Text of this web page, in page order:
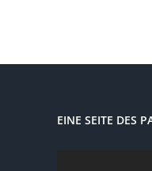
EINE SEITE DES